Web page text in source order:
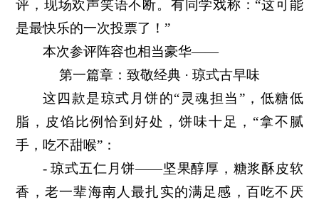
评，现场欢声笑语不断。有同学戏称：“这可能
是最快乐的一次投票了！”
本次参评阵容也相当豪华——
第一篇章：致敬经典 · 琼式古早味
这四款是琼式月饼的“灵魂担当”，低糖低
脂，皮馅比例恰到好处，饼味十足，“拿不腻
手，吃不甜喉”：
- 琼式五仁月饼——坚果醇厚，糖浆酥皮软
香，老一辈海南人最扎实的满足感，百吃不厌